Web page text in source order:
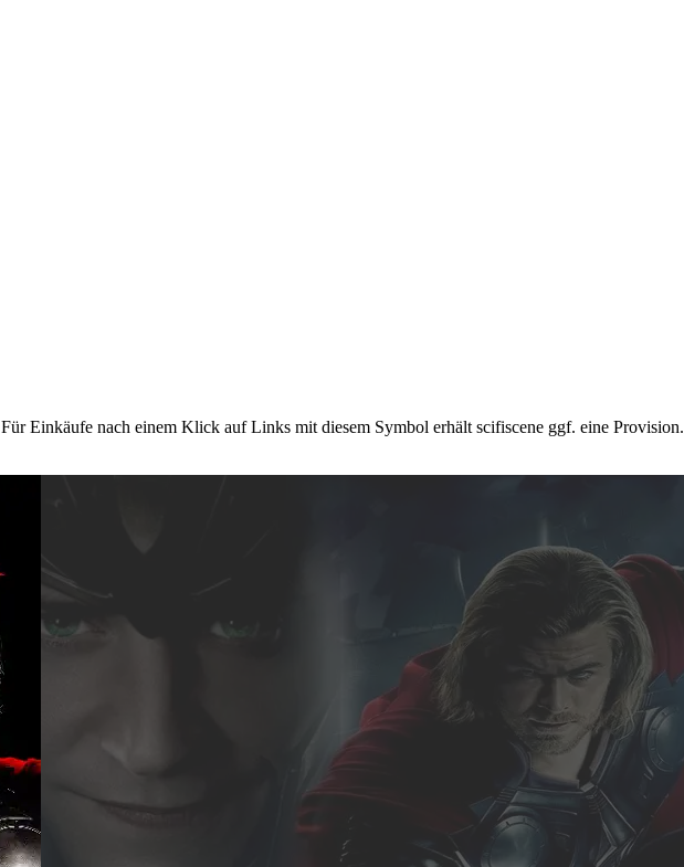
Für Einkäufe nach einem Klick auf Links mit diesem Symbol erhält scifiscene ggf. eine Provision.